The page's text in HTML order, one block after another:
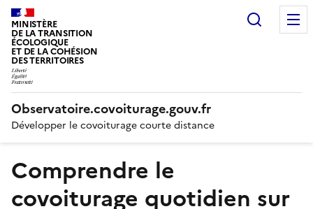
MINISTÈRE
DE LA TRANSITION
ÉCOLOGIQUE
ET DE LA COHÉSION
DES TERRITOIRES
Observatoire.covoiturage.gouv.fr
Développer le covoiturage courte distance
Comprendre le
covoiturage quotidien sur